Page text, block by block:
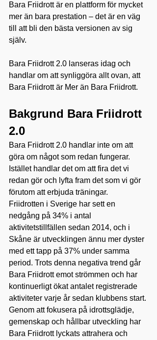
Bara Friidrott är en plattform för mycket
mer än bara prestation – det är en väg
till att bli den bästa versionen av sig
själv.
Bara Friidrott 2.0 lanseras idag och
handlar om att synliggöra allt ovan, att
Bara Friidrott är Mer än Bara Friidrott.
Bakgrund Bara Friidrott
2.0
Bara Friidrott 2.0 handlar inte om att
göra om något som redan fungerar.
Istället handlar det om att fira det vi
redan gör och lyfta fram det som vi gör
förutom att erbjuda träningar.
Friidrotten i Sverige har sett en
nedgång på 34% i antal
aktivitetstillfällen sedan 2014, och i
Skåne är utvecklingen ännu mer dyster
med ett tapp på 37% under samma
period. Trots denna negativa trend går
Bara Friidrott emot strömmen och har
kontinuerligt ökat antalet registrerade
aktiviteter varje år sedan klubbens start.
Genom att fokusera på idrottsglädje,
gemenskap och hållbar utveckling har
Bara Friidrott lyckats attrahera och